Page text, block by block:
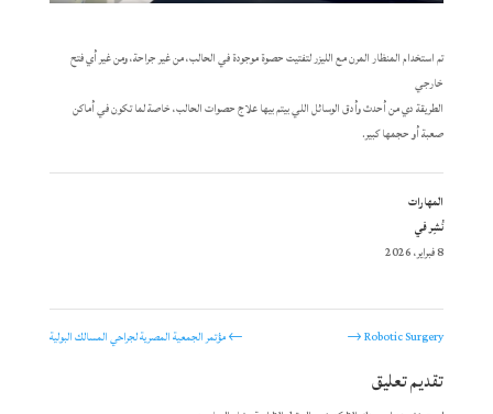
تم استخدام المنظار المرن مع الليزر لتفتيت حصوة موجودة في الحالب، من غير جراحة، ومن غير أي فتح
خارجي
الطريقة دي من أحدث وأدق الوسائل اللي بيتم بيها علاج حصوات الحالب، خاصة لما تكون في أماكن
صعبة أو حجمها كبير.
المهارات
نُشِر في
8 فبراير، 2026
←مؤتمر الجمعية المصرية لجراحي المسالك البولية Robotic Surgery
→
تقديم تعليق